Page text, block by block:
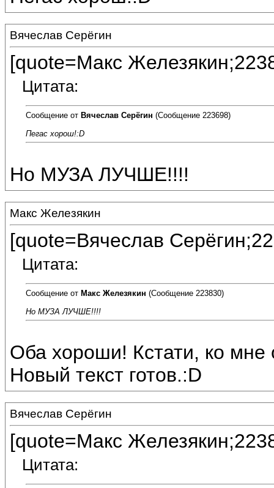
Вячеслав Серёгин
[quote=Макс
Цитата:
Сообщение от Вячеслав Серёгин (Сообщение 223698)
Пегас хорош!:D
Но МУЗА ЛУЧШЕ!!!!
Макс Железякин
[quote=Вячеслав
Цитата:
Сообщение от Макс Железякин (Сообщение 223830)
Но МУЗА ЛУЧШЕ!!!!
Оба хороши! Кстати, ко мне
Новый текст готов.:D
Вячеслав Серёгин
[quote=Макс
Цитата: